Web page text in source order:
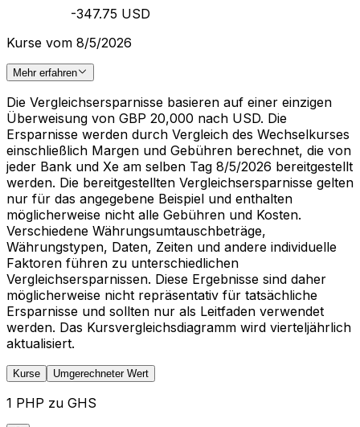
-347.75 USD
Kurse vom 8/5/2026
Mehr erfahren
Die Vergleichsersparnisse basieren auf einer einzigen
Überweisung von GBP 20,000 nach USD. Die
Ersparnisse werden durch Vergleich des Wechselkurses
einschließlich Margen und Gebühren berechnet, die von
jeder Bank und Xe am selben Tag 8/5/2026 bereitgestellt
werden. Die bereitgestellten Vergleichsersparnisse gelten
nur für das angegebene Beispiel und enthalten
möglicherweise nicht alle Gebühren und Kosten.
Verschiedene Währungsumtauschbeträge,
Währungstypen, Daten, Zeiten und andere individuelle
Faktoren führen zu unterschiedlichen
Vergleichsersparnissen. Diese Ergebnisse sind daher
möglicherweise nicht repräsentativ für tatsächliche
Ersparnisse und sollten nur als Leitfaden verwendet
werden. Das Kursvergleichsdiagramm wird vierteljährlich
aktualisiert.
Kurse Umgerechneter Wert
1 PHP zu GHS